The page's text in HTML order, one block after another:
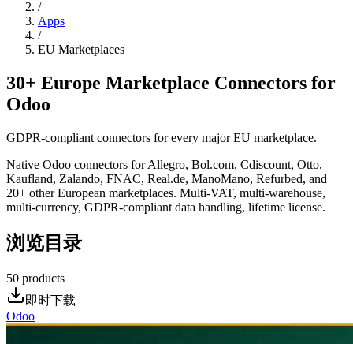
/
Apps
/
EU Marketplaces
30+ Europe Marketplace Connectors for
Odoo
GDPR-compliant connectors for every major EU marketplace.
Native Odoo connectors for Allegro, Bol.com, Cdiscount, Otto,
Kaufland, Zalando, FNAC, Real.de, ManoMano, Refurbed, and
20+ other European marketplaces. Multi-VAT, multi-warehouse,
multi-currency, GDPR-compliant data handling, lifetime license.
浏览目录
50 products
即时下载
Odoo